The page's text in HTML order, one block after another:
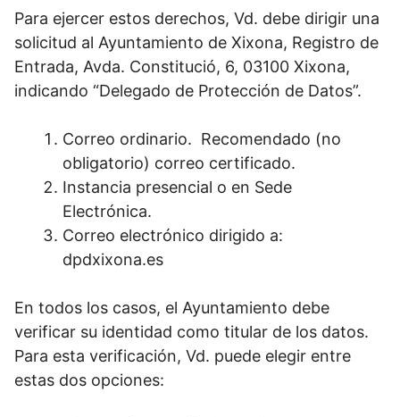
Para ejercer estos derechos, Vd. debe dirigir una
solicitud al Ayuntamiento de Xixona, Registro de
Entrada, Avda. Constitució, 6, 03100 Xixona,
indicando “Delegado de Protección de Datos”.
Correo ordinario. Recomendado (no
obligatorio) correo certificado.
Instancia presencial o en Sede
Electrónica.
Correo electrónico dirigido a:
dpdxixona.es
En todos los casos, el Ayuntamiento debe
verificar su identidad como titular de los datos.
Para esta verificación, Vd. puede elegir entre
estas dos opciones: